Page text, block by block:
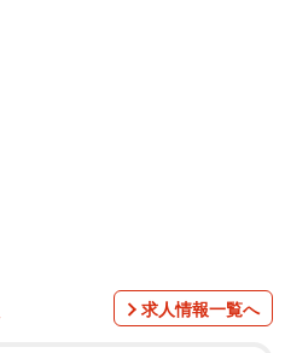
求人情報一覧へ